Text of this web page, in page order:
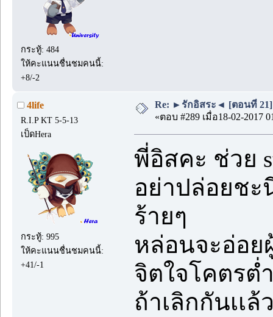
กระทู้: 484
ให้คะแนนชื่นชมคนนี้:
+8/-2
4life
R.I.P KT 5-5-13
เป็ดHera
กระทู้: 995
ให้คะแนนชื่นชมคนนี้:
+41/-1
Re: ►รักอิสระ◄ [ตอนที่ 21]
«ตอบ #289 เมื่อ18-02-2017
พี่อิสคะ ช่วย
อย่าปล่อยชะ
ร้ายๆ
หล่อนจะอ่อย
จิตใจโคตรต่
ถ้าเลิกกันเเ